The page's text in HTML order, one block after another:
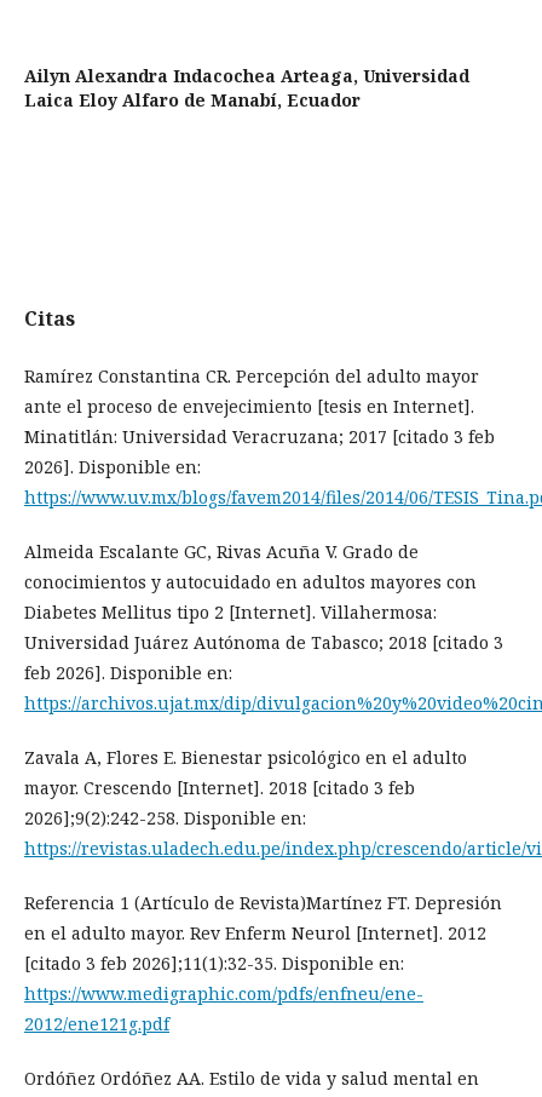
Ailyn Alexandra Indacochea Arteaga, Universidad
Laica Eloy Alfaro de Manabí, Ecuador
Citas
Ramírez Constantina CR. Percepción del adulto mayor
ante el proceso de envejecimiento [tesis en Internet].
Minatitlán: Universidad Veracruzana; 2017 [citado 3 feb
2026]. Disponible en:
https://www.uv.mx/blogs/favem2014/files/2014/06/
Almeida Escalante GC, Rivas Acuña V. Grado de
conocimientos y autocuidado en adultos mayores con
Diabetes Mellitus tipo 2 [Internet]. Villahermosa:
Universidad Juárez Autónoma de Tabasco; 2018 [citado 3
feb 2026]. Disponible en:
https://archivos.ujat.mx/dip/
Zavala A, Flores E. Bienestar psicológico en el adulto
mayor. Crescendo [Internet]. 2018 [citado 3 feb
2026];9(2):242-258. Disponible en:
https://revistas.uladech.edu.pe/index.php/crescendo/article/
Referencia 1 (Artículo de Revista)Martínez FT. Depresión
en el adulto mayor. Rev Enferm Neurol [Internet]. 2012
[citado 3 feb 2026];11(1):32-35. Disponible en:
https://www.medigraphic.com/pdfs/enfneu/ene-
2012/ene121g.pdf
Ordóñez Ordóñez AA. Estilo de vida y salud mental en